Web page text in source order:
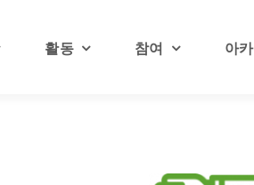
활동 참여 아